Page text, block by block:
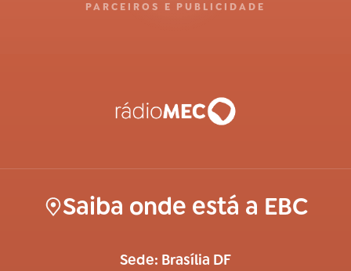
PARCEIROS E PUBLICIDADE
Saiba onde está a EBC
Sede: Brasília DF